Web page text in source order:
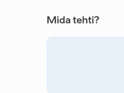
Mida tehti?